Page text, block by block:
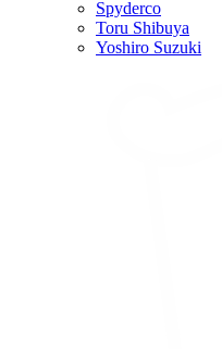
Spyderco
Toru Shibuya
Yoshiro Suzuki